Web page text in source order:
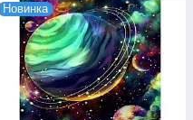
Новинка